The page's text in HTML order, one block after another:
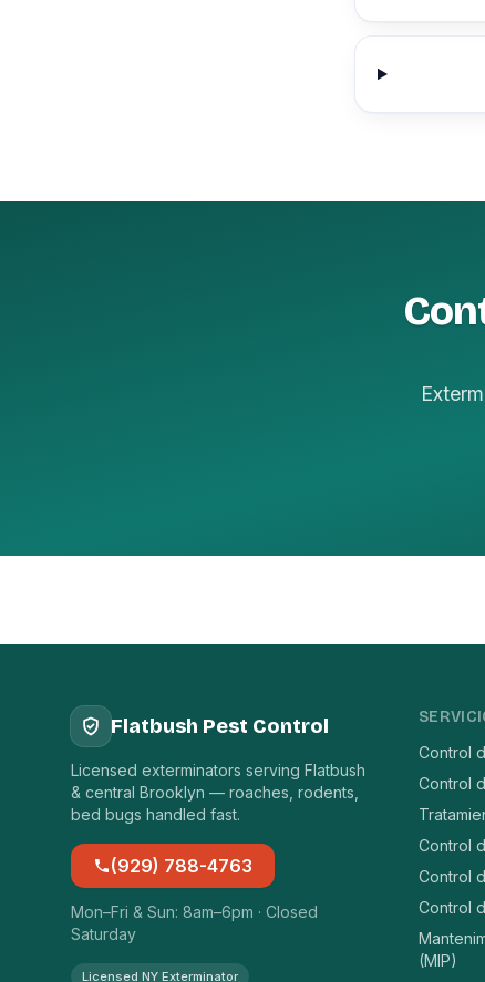
Flatbush Pest Control
Licensed exterminators serving Flatbush
& central Brooklyn — roaches, rodents,
bed bugs handled fast.
(929) 788-4763
Mon–Fri & Sun: 8am–6pm · Closed
Saturday
Licensed NY Exterminator
Control
Control
Control
Control
Control
(MIP)